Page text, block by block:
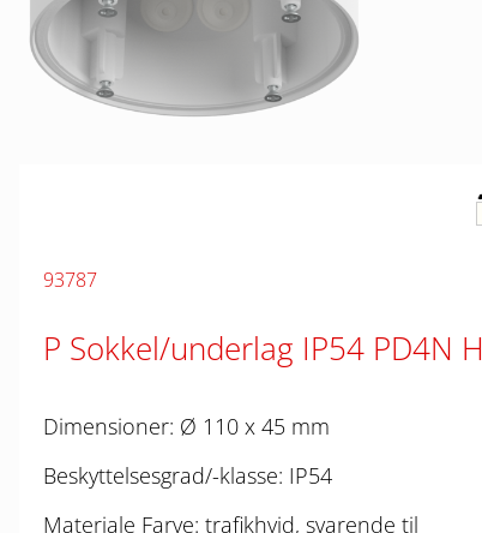
93787
P Sokkel/underlag IP54 PD4N H
Dimensioner: Ø 110 x 45 mm
Beskyttelsesgrad/-klasse: IP54
Materiale Farve: trafikhvid, svarende til